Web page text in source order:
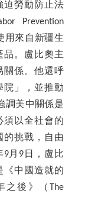
迫勞動防止法
Prevention
用來自新疆生
品。盧比奧主
關係。他還呼
院」，並推動
調美中關係是
須以全社會的
的挑戰，自由
9月9日，盧比
《中國造就的
之後》（The